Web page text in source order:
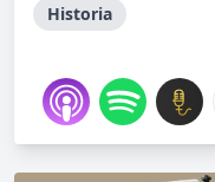
Historia